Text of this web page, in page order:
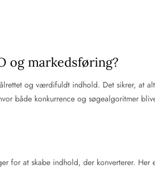
og markedsføring?
og værdifuldt indhold. Det sikrer, at
både konkurrence og søgealgoritmer
for at skabe indhold, der konverterer. Her